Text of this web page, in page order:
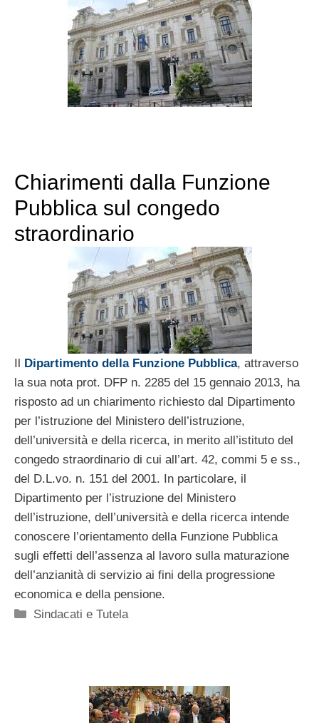
Chiarimenti dalla Funzione
Pubblica sul congedo
straordinario
Dipartimento della Funzione Pubblica, attraverso
la sua nota prot. DFP n. 2285 del 15 gennaio 2013, ha
risposto ad un chiarimento richiesto dal Dipartimento
per l’istruzione del Ministero dell’istruzione,
dell’università e della ricerca, in merito all’istituto del
congedo straordinario di cui all’art. 42, commi 5 e ss.,
del D.L.vo. n. 151 del 2001. In particolare, il
Dipartimento per l’istruzione del Ministero
dell’istruzione, dell’università e della ricerca intende
conoscere l’orientamento della Funzione Pubblica
sugli effetti dell’assenza al lavoro sulla maturazione
dell’anzianità di servizio ai fini della progressione
economica e della pensione.
Categorie
Sindacati e Tutela